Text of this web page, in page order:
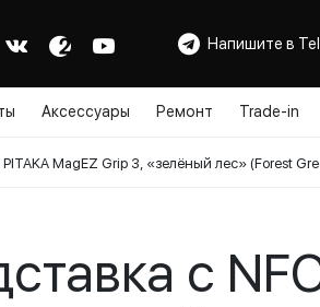
Напишите в
Аксессуары Ремонт Trade-in
MagEZ Grip 3, «зелёный лес» (Forest
с